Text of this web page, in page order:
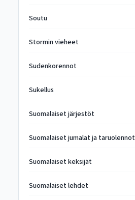
Soutu
Stormin vieheet
Sudenkorennot
Sukellus
Suomalaiset järjestöt
Suomalaiset jumalat ja taruolennot
Suomalaiset keksijät
Suomalaiset lehdet